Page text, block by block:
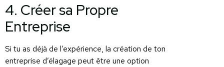
4. Créer sa Propre
Entreprise
Si tu as déjà de l’expérience, la création de ton
entreprise d’élagage peut être une option